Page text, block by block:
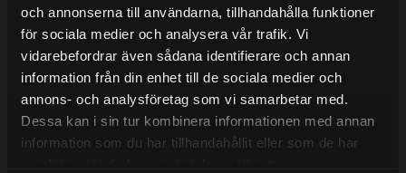
och annonserna till användarna, tillhandahålla funktioner
för sociala medier och analysera vår trafik. Vi
vidarebefordrar även sådana identifierare och annan
information från din enhet till de sociala medier och
annons- och analysföretag som vi samarbetar med.
Dessa kan i sin tur kombinera informationen med annan
information som du har tillhandahållit eller som de har
Tel:031- 51 66 60
E-post:info@streetperformance.se